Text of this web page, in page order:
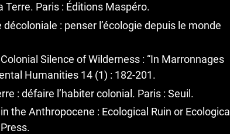
Paris : Éditions Maspéro.
: penser l’écologie depuis le monde
Silence of Wilderness : “In Marronnages
Humanities 14 (1) : 182-201.
: défaire l’habiter colonial. Paris : Seuil.
the Anthropocene : Ecological Ruin or Ecological